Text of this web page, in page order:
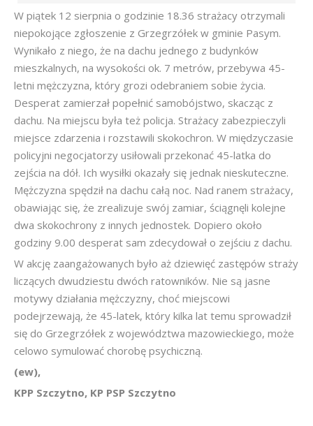
W piątek 12 sierpnia o godzinie 18.36 strażacy otrzymali
niepokojące zgłoszenie z Grzegrzółek w gminie Pasym.
Wynikało z niego, że na dachu jednego z budynków
mieszkalnych, na wysokości ok. 7 metrów, przebywa 45-
letni mężczyzna, który grozi odebraniem sobie życia.
Desperat zamierzał popełnić samobójstwo, skacząc z
dachu. Na miejscu była też policja. Strażacy zabezpieczyli
miejsce zdarzenia i rozstawili skokochron. W międzyczasie
policyjni negocjatorzy usiłowali przekonać 45-latka do
zejścia na dół. Ich wysiłki okazały się jednak nieskuteczne.
Mężczyzna spędził na dachu całą noc. Nad ranem strażacy,
obawiając się, że zrealizuje swój zamiar, ściągnęli kolejne
dwa skokochrony z innych jednostek. Dopiero około
godziny 9.00 desperat sam zdecydował o zejściu z dachu.
W akcję zaangażowanych było aż dziewięć zastępów straży
liczących dwudziestu dwóch ratowników. Nie są jasne
motywy działania mężczyzny, choć miejscowi
podejrzewają, że 45-latek, który kilka lat temu sprowadził
się do Grzegrzółek z województwa mazowieckiego, może
celowo symulować chorobę psychiczną.
(ew),
KPP Szczytno, KP PSP Szczytno